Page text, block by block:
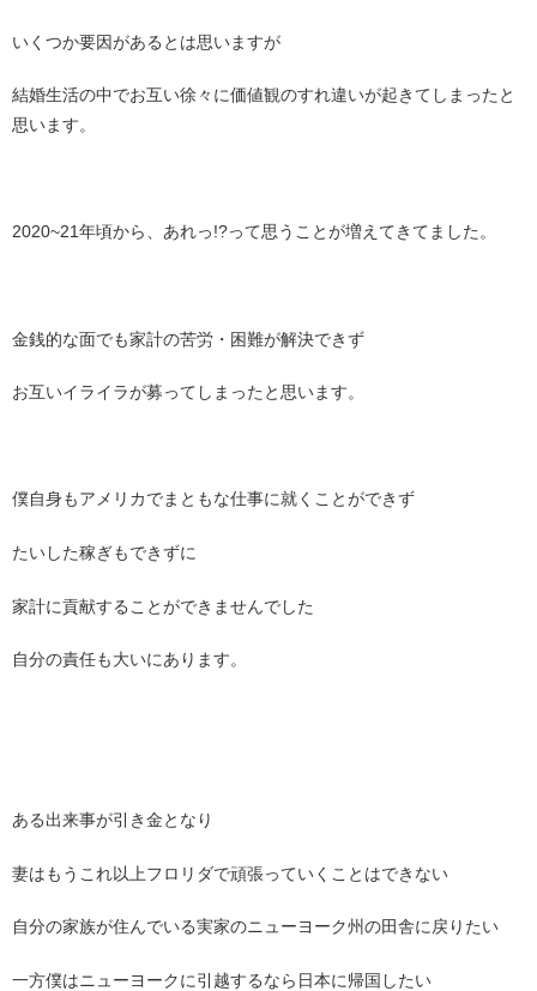
いくつか要因があるとは思いますが
結婚生活の中でお互い徐々に価値観のすれ違いが起きてしまったと
思います。
2020~21年頃から、あれっ!?って思うことが増えてきてました。
金銭的な面でも家計の苦労・困難が解決できず
お互いイライラが募ってしまったと思います。
僕自身もアメリカでまともな仕事に就くことができず
たいした稼ぎもできずに
家計に貢献することができませんでした
自分の責任も大いにあります。
ある出来事が引き金となり
妻はもうこれ以上フロリダで頑張っていくことはできない
自分の家族が住んでいる実家のニューヨーク州の田舎に戻りたい
一方僕はニューヨークに引越するなら日本に帰国したい